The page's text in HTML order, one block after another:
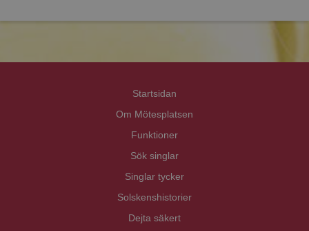
Startsidan
Om Mötesplatsen
Funktioner
Sök singlar
Singlar tycker
Solskenshistorier
Dejta säkert